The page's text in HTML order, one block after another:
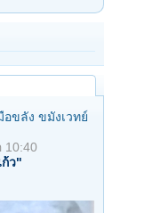
อขลัง ขมังเวทย์
10:40
ว"